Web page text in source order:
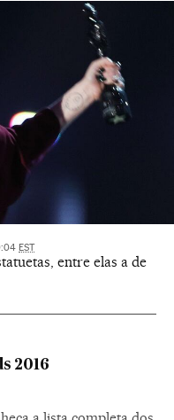
EST
entre elas a de
2016